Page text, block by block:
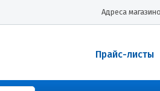
Адреса
Прайс-листы